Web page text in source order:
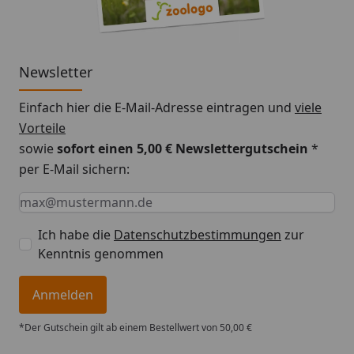
Newsletter
Einfach hier die E-Mail-Adresse eintragen und viele
Vorteile
sowiesofort einen 5,00 € Newslettergutschein *
per E-Mail sichern:
Keine Eingabe erforderlich
Eingabe erforderlich
E-Mail *
Ich habe die Datenschutzbestimmungen zur
Kenntnis genommen
Anmelden
*Der Gutschein gilt ab einem Bestellwert von 50,00 €